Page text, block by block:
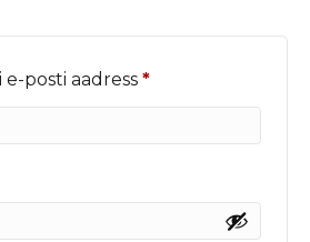
e-posti aadress *Nõutud